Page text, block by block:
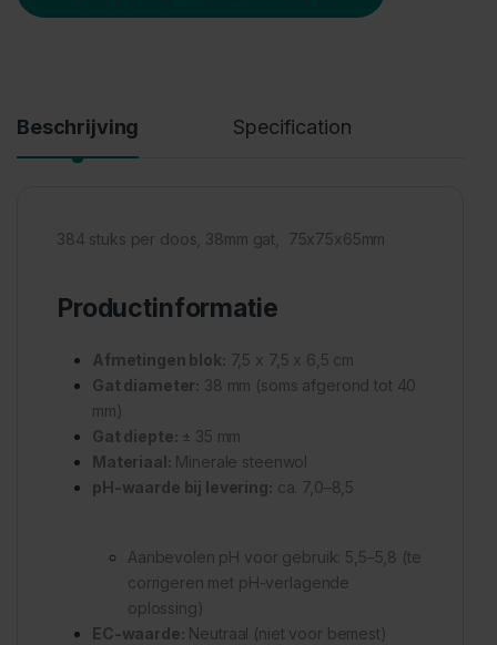
Beschrijving Specification
384 stuks per doos, 38mm gat, 75x75x65mm
Productinformatie
Afmetingen blok: 7,5 x 7,5 x 6,5 cm
Gat diameter: 38 mm (soms afgerond tot 40
mm)
Gat diepte: ± 35 mm
Materiaal: Minerale steenwol
pH-waarde bij levering: ca. 7,0–8,5
Aanbevolen pH voor gebruik: 5,5–5,8 (te
corrigeren met pH-verlagende
oplossing)
EC-waarde: Neutraal (niet voor bemest)